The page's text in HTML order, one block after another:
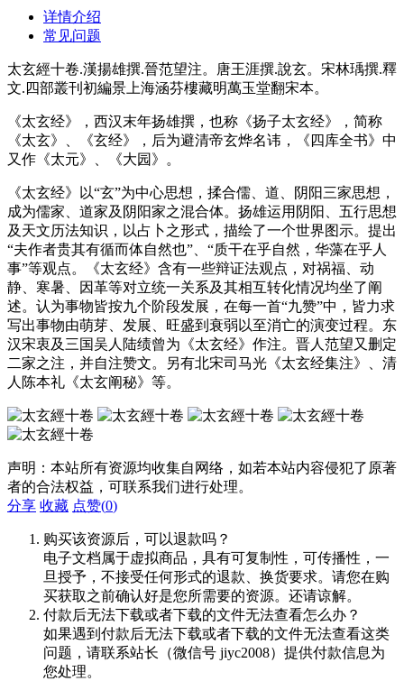
详情介绍
常见问题
太玄經十卷.漢揚雄撰.晉范望注。唐王涯撰.說玄。宋林瑀撰.釋
文.四部叢刊初編景上海涵芬樓藏明萬玉堂翻宋本。
《太玄经》，西汉末年扬雄撰，也称《扬子太玄经》，简称
《太玄》、《玄经》，后为避清帝玄烨名讳，《四库全书》中
又作《太元》、《大园》。
《太玄经》以“玄”为中心思想，揉合儒、道、阴阳三家思想，
成为儒家、道家及阴阳家之混合体。扬雄运用阴阳、五行思想
及天文历法知识，以占卜之形式，描绘了一个世界图示。提出
“夫作者贵其有循而体自然也”、“质干在乎自然，华藻在乎人
事”等观点。《太玄经》含有一些辩证法观点，对祸福、动
静、寒暑、因革等对立统一关系及其相互转化情况均坐了阐
述。认为事物皆按九个阶段发展，在每一首“九赞”中，皆力求
写出事物由萌芽、发展、旺盛到衰弱以至消亡的演变过程。东
汉宋衷及三国吴人陆绩曾为《太玄经》作注。晋人范望又删定
二家之注，并自注赞文。另有北宋司马光《太玄经集注》、清
人陈本礼《太玄阐秘》等。
声明：本站所有资源均收集自网络，如若本站内容侵犯了原著
者的合法权益，可联系我们进行处理。
分享 收藏 点赞(0)
购买该资源后，可以退款吗？
电子文档属于虚拟商品，具有可复制性，可传播性，一
旦授予，不接受任何形式的退款、换货要求。请您在购
买获取之前确认好是您所需要的资源。还请谅解。
付款后无法下载或者下载的文件无法查看怎么办？
如果遇到付款后无法下载或者下载的文件无法查看这类
问题，请联系站长（微信号 jiyc2008）提供付款信息为
您处理。